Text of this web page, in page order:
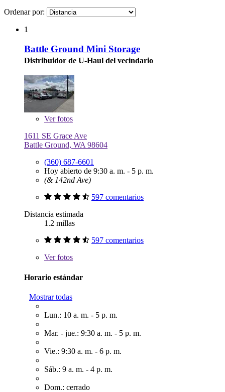
Ordenar por:
1
Battle Ground Mini Storage
Distribuidor de U-Haul del vecindario
Verfotos
1611 SE Grace Ave
Battle Ground, WA 98604
(360) 687-6601
Hoy abierto de 9:30 a. m. - 5 p. m.
(& 142nd Ave)
597 comentarios
Distancia estimada
1.2 millas
597 comentarios
Verfotos
Horario estándar
Mostrar todas
Lun.: 10 a. m. - 5 p. m.
Mar. - jue.: 9:30 a. m. - 5 p. m.
Vie.: 9:30 a. m. - 6 p. m.
Sáb.: 9 a. m. - 4 p. m.
Dom.: cerrado